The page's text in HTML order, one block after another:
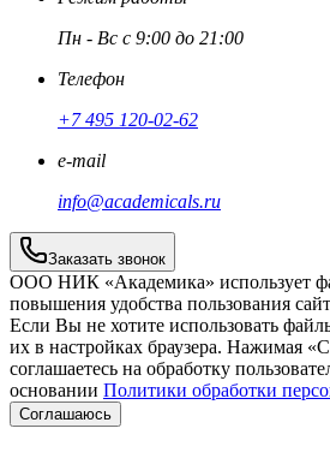
Пн - Вс с 9:00 до 21:00
Телефон
+7 495 120-02-62
e-mail
info@academicals.ru
Заказать звонок
ООО НИК «Академика» использует
повышения удобства пользования
Если Вы не хотите использовать
их в настройках браузера. Нажимая
соглашаетесь на обработку
основании Политики обработки
Соглашаюсь